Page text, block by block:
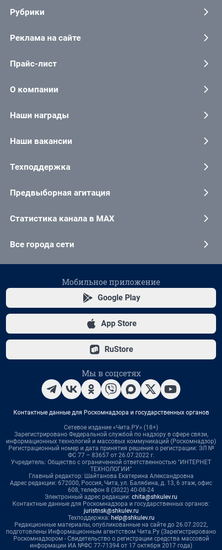
Рубрики
Реклама на сайте
Прайс-лист
О компании
Наши награды
Наши вакансии
Техподдержка
Предвыборная агитация
Статистика канала в MAX
Все города сети
Мобильное приложение
Google Play
App Store
RuStore
Мы в соцсетях
Контактные данные для Роскомнадзора и государственных органов
Сетевое издание «Чита.РУ» (18+)
Зарегистрировано Федеральной службой по надзору в сфере связи,
информационных технологий и массовых коммуникаций (Роскомнадзор)
Регистрационный номер и дата принятия решения о регистрации: ЭЛ №
ФС 77 – 83657 от 26.07.2022 г.
Учредитель: Общество с ограниченной ответственностью "ИНТЕРНЕТ
ТЕХНОЛОГИИ"
Главный редактор: Шайтанова Екатерина Александровна
Адрес редакции: 672000, Россия, Чита, ул. Балябина, д. 13, 6 этаж, офис
608, телефон 8 (3022) 40-08-24
Электронный адрес редакции: chita@shkulev.ru
Контактные данные для Роскомнадзора и государственных органов:
juristnsk@shkulev.ru
Техподдержка: help@shkulev.ru
Редакционные материалы, опубликованные на сайте до 26.07.2022,
подготовлены Информационным агентством Чита.Ру (Зарегистрировано
Роскомнадзором - Свидетельство о регистрации средства массовой
информации ИА №ФС 77-71394 от 17 октября 2017 года)